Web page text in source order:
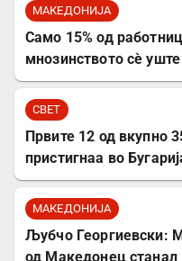
МАКЕДОНИЈА
Само 15% од
мнозинството сè
СВЕТ
Првите 12 од вкупно
пристигнаа во
МАКЕДОНИЈА
Љубчо Георгиевски:
од Македонец станал